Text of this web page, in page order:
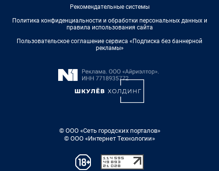
Рекомендательные системы
Политика конфиденциальности и обработки персональных данных и
правила использования сайта
Пользовательское соглашение сервиса «Подписка без баннерной
рекламы»
© ООО «Сеть городских порталов»
© ООО «Интернет Технологии»